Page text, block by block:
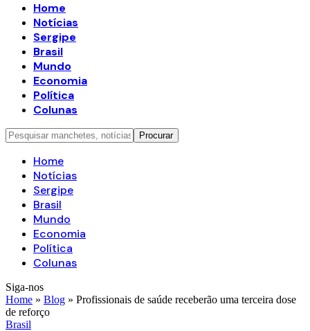
Home
Notícias
Sergipe
Brasil
Mundo
Economia
Política
Colunas
Home
Notícias
Sergipe
Brasil
Mundo
Economia
Política
Colunas
Siga-nos
Home » Blog » Profissionais de saúde receberão uma terceira dose
de reforço
Brasil